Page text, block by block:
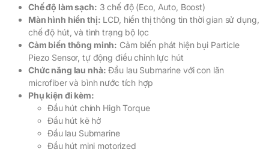
Chế độ làm sạch: 3 chế độ (Eco, Auto, Boost)
Màn hình hiển thị: LCD, hiển thị thông tin thời gian sử dụng,
chế độ hút, và tình trạng bộ lọc
Cảm biến thông minh: Cảm biến phát hiện bụi Particle
Piezo Sensor, tự động điều chỉnh lực hút
Chức năng lau nhà: Đầu lau Submarine với con lăn
microfiber và bình nước tích hợp
Phụ kiện đi kèm:
Đầu hút chính High Torque
Đầu hút kẽ hở
Đầu lau Submarine
Đầu hút mini motorized